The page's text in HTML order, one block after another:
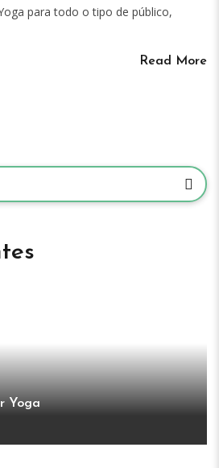
para todo o tipo de público,
Read More
Yoga